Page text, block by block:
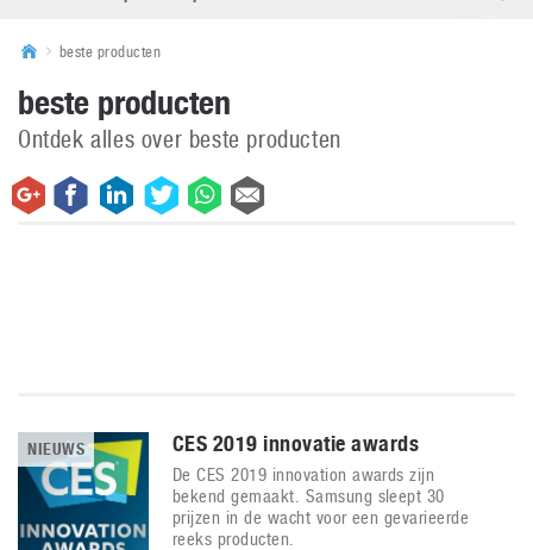
beste producten
beste producten
Ontdek alles over beste producten
NIEUWS CES 2019 innovatie awards
De CES 2019 innovation awards zijn
bekend gemaakt. Samsung sleept 30
prijzen in de wacht voor een gevarieerde
reeks producten.